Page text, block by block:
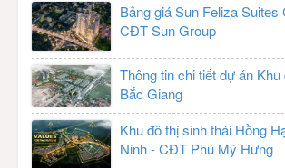
Bảng giá Sun Feliza Suites
CĐT Sun Group
Thông tin chi tiết dự án Khu
Bắc Giang
Khu đô thị sinh thái Hồng
Ninh - CĐT Phú Mỹ Hưng